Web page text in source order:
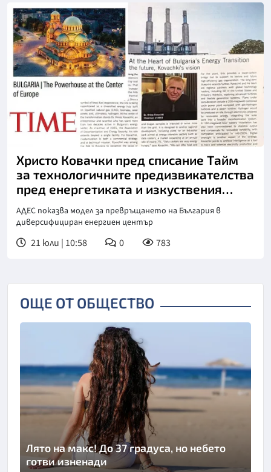
Христо Ковачки пред списание Тайм
за технологичните предизвикателства
пред енергетиката и изкуствения
интелект като инструмент за
прозрачност
АДЕС показва модел за превръщането на България в
диверсифициран енергиен център
21 юли | 10:58 0 783
ОЩЕ ОТ ОБЩЕСТВО
Лято на макс! До 37 градуса, но небето
готви изненади